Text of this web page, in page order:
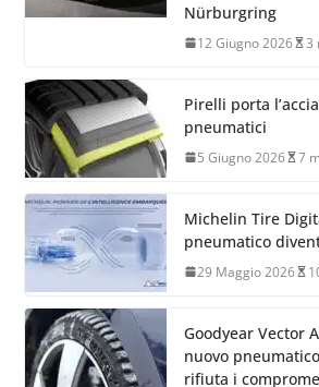
Nürburgring
12 Giugno 2026 3
Pirelli porta
pneumatici
5 Giugno 2026 7
Michelin Tire
pneumatico
29 Maggio 2026
Goodyear Vector
nuovo
rifiuta i